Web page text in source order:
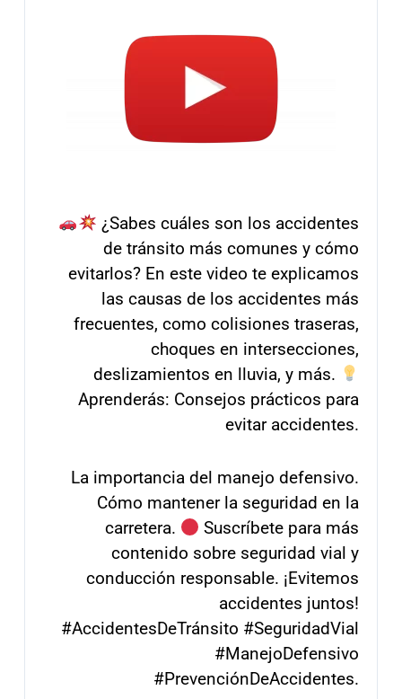
¿Sabes cuáles son los accidentes
de tránsito más comunes y cómo
evitarlos? En este video te explicamos
las causas de los accidentes más
frecuentes, como colisiones traseras,
choques en intersecciones,
deslizamientos en lluvia, y más.
Aprenderás: Consejos prácticos para
evitar accidentes.
La importancia del manejo defensivo.
Cómo mantener la seguridad en la
carretera.
Suscríbete para más
contenido sobre seguridad vial y
conducción responsable. ¡Evitemos
accidentes juntos!
#AccidentesDeTránsito #SeguridadVial
#ManejoDefensivo
#PrevenciónDeAccidentes.